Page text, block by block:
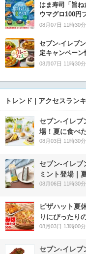
はま寿司「旨
ウマグロ100円
08月07日 11時30分
セブン‐イレブ
定キャンペーン
08月07日 11時30分
トレンド | アクセスラン
セブン‐イレ
場！夏に食べ
08月03日 11時30分
セブン‐イレ
ミント登場｜
08月06日 11時30分
ピザハット夏
りにぴったり
08月03日 13時00分
セブン-イレブ